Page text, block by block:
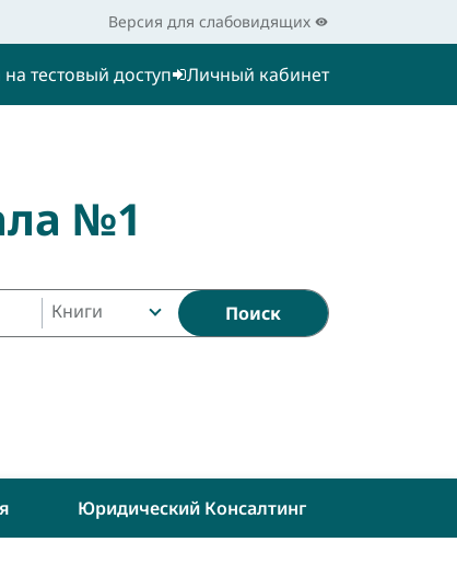
Версия для слабовидящих
тестовый доступ Личный кабинет
№1
Книги Поиск
Юридический Консалтинг